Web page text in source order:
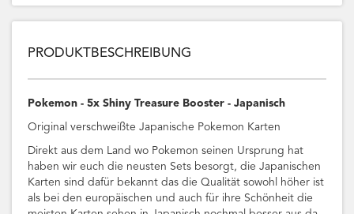
PRODUKTBESCHREIBUNG
Pokemon - 5x Shiny Treasure Booster - Japanisch
Original verschweißte Japanische Pokemon Karten
Direkt aus dem Land wo Pokemon seinen Ursprung hat
haben wir euch die neusten Sets besorgt, die Japanischen
Karten sind dafür bekannt das die Qualität sowohl höher ist
als bei den europäischen und auch für ihre Schönheit die